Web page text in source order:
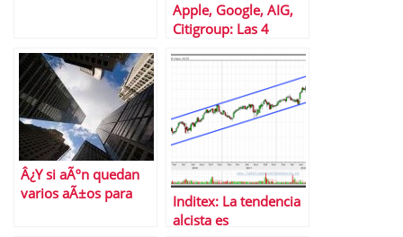
Apple, Google, AIG,
Citigroup: Las 4
prefieren los ricos
Â¿Y si aÃºn quedan
varios aÃ±os para
Inditex: La tendencia
alcista es